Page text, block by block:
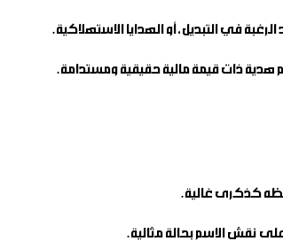
في التبديل، أو الهدايا الاستهلاكية.
هدية ذات قيمة مالية حقيقية ومستدامة.
حفظه كذكرى غالية.
نقش الاسم بحالة مثالية.